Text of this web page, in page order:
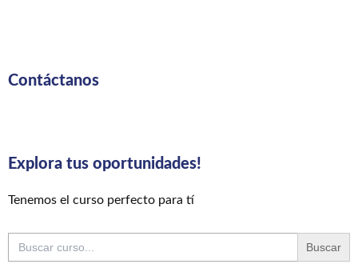
Contáctanos
Explora tus oportunidades!
Tenemos el curso perfecto para tí
Buscar: